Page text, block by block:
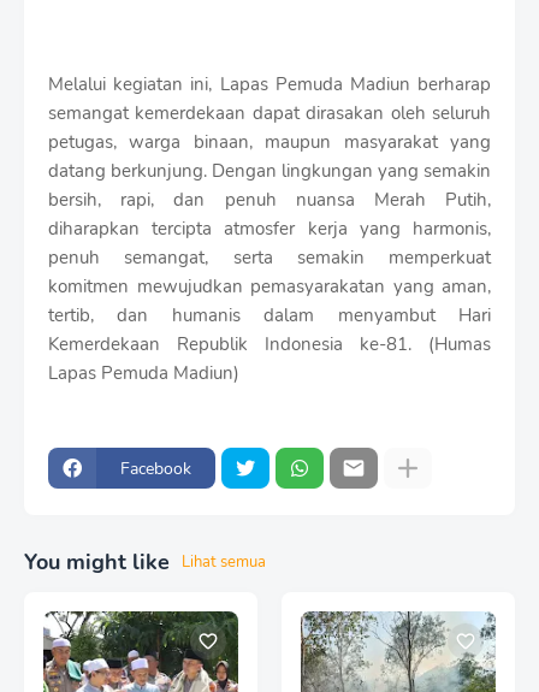
Melalui kegiatan ini, Lapas Pemuda Madiun berharap
semangat kemerdekaan dapat dirasakan oleh seluruh
petugas, warga binaan, maupun masyarakat yang
datang berkunjung. Dengan lingkungan yang semakin
bersih, rapi, dan penuh nuansa Merah Putih,
diharapkan tercipta atmosfer kerja yang harmonis,
penuh semangat, serta semakin memperkuat
komitmen mewujudkan pemasyarakatan yang aman,
tertib, dan humanis dalam menyambut Hari
Kemerdekaan Republik Indonesia ke-81. (Humas
Lapas Pemuda Madiun)
Facebook
You might like Lihat semua